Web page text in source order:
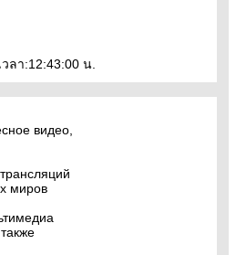
ลา:12:43:00 น.
видео,
миров